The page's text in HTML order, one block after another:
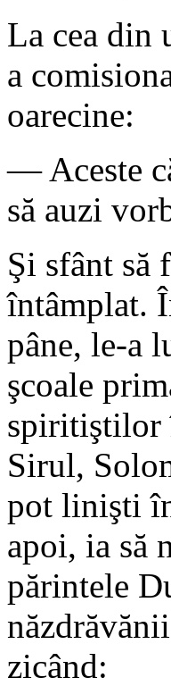
La cea din
a
oarecine:
— Aceste
să auzi
Şi sfânt să
întâmplat.
pâne, le-a
şcoale
spiritiştilor
Sirul,
pot linişti
apoi, ia să
părintele
zicând: